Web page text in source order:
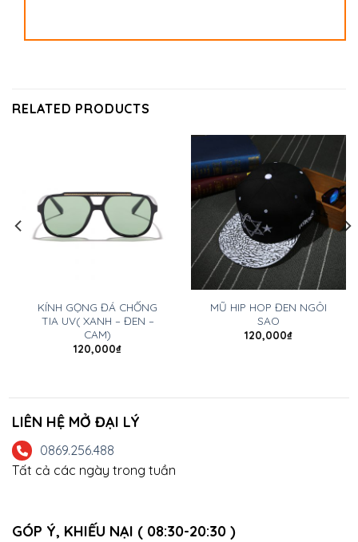
RELATED PRODUCTS
KÍNH GỌNG ĐÁ CHỐNG
TIA UV( XANH – ĐEN –
CAM)
120,000₫
MŨ HIP HOP ĐEN NGÔI
SAO
120,000₫
LIÊN HỆ MỞ ĐẠI LÝ
0869.256.488
Tất cả các ngày trong tuần
GÓP Ý, KHIẾU NẠI ( 08:30-20:30 )